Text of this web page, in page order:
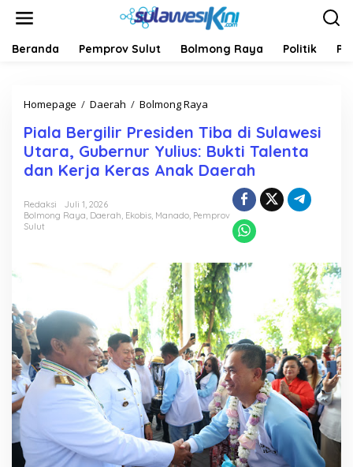
Beranda Pemprov Sulut Bolmong Raya Politik
Homepage / Daerah / Bolmong Raya
a
l
a
B
g
i
r
P
r
e
s
i
d
e
n
T
i
b
a
d
Piala Bergilir Presiden Tiba di Sulawesi
Utara, Gubernur Yulius: Bukti Talenta
dan Kerja Keras Anak Daerah
Redaksi
Juli 1, 2026
Bolmong Raya, Daerah, Ekobis, Manado, Pemprov
Sulut